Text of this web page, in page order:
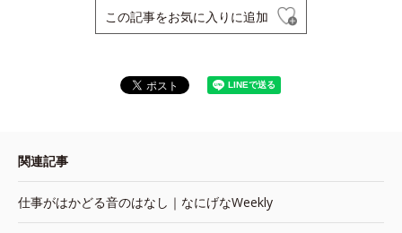
この記事をお気に入りに追加
関連記事
仕事がはかどる音のはなし｜なにげなWeekly